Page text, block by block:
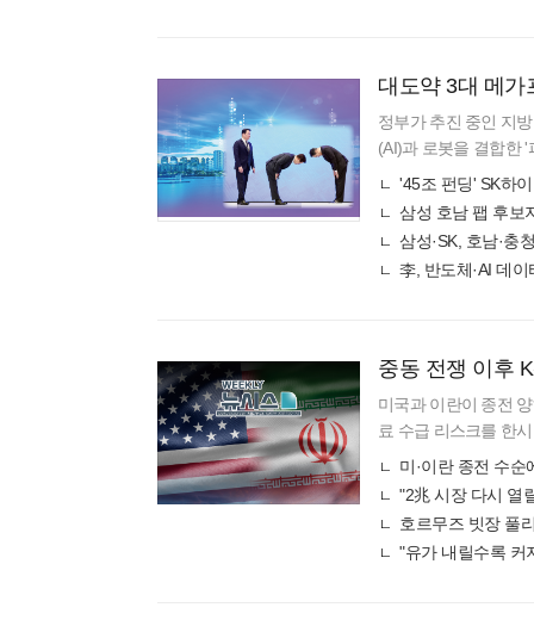
대도약 3대 메가
정부가 추진 중인 지
(AI)과 로봇을 결합한
있다. 이번 정부의 반
중동 전쟁 이후
미국과 이란이 종전
료 수급 리스크를 한
기화 시 타격이 우려